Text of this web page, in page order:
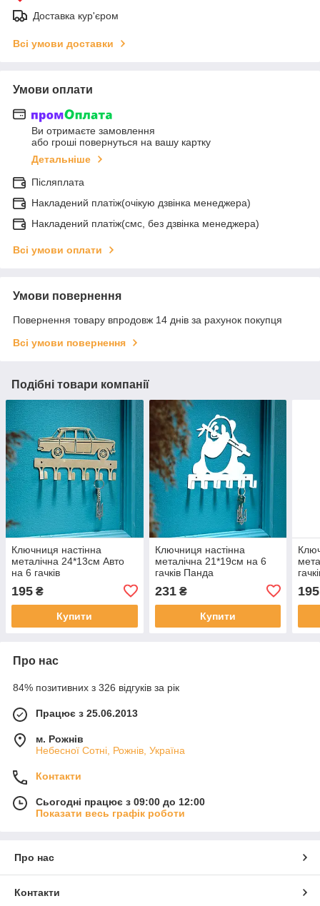
Доставка кур'єром
Всі умови доставки
Умови оплати
Ви отримаєте замовлення
або гроші повернуться на вашу картку
Детальніше
Післяплата
Накладений платіж(очікую дзвінка менеджера)
Накладений платіж(смс, без дзвінка менеджера)
Всі умови оплати
Умови повернення
Повернення товару впродовж 14 днів за рахунок покупця
Всі умови повернення
Подібні товари компанії
Ключниця настінна
металічна 24*13см Авто
на 6 гачків
195 ₴
Купити
Ключниця настінна
металічна 21*19см на 6
гачків Панда
231₴
Купити
195
Про нас
84% позитивних з 326 відгуків за рік
Працює з 25.06.2013
м. Рожнів
Небесної Сотні, Рожнів, Україна
Контакти
Сьогодні працює з 09:00 до 12:00
Показати весь графік роботи
Про нас
Контакти